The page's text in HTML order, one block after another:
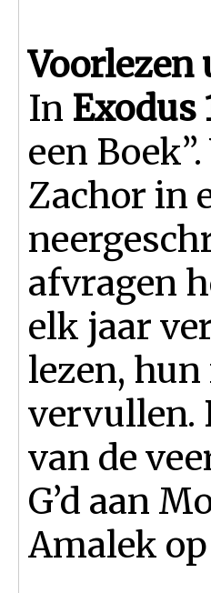
Voorlezen
In Exodus
een
Zachor in
afvragen
elk jaar
lezen,
vervullen.
van de
G’d aan
Amalek